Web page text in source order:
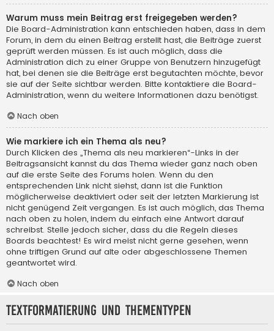
Warum muss mein Beitrag erst freigegeben werden?
Die Board-Administration kann entschieden haben, dass in dem
Forum, in dem du einen Beitrag erstellt hast, die Beiträge zuerst
geprüft werden müssen. Es ist auch möglich, dass die
Administration dich zu einer Gruppe von Benutzern hinzugefügt
hat, bei denen sie die Beiträge erst begutachten möchte, bevor
sie auf der Seite sichtbar werden. Bitte kontaktiere die Board-
Administration, wenn du weitere Informationen dazu benötigst.
Nach oben
Wie markiere ich ein Thema als neu?
Durch Klicken des „Thema als neu markieren“-Links in der
Beitragsansicht kannst du das Thema wieder ganz nach oben
auf die erste Seite des Forums holen. Wenn du den
entsprechenden Link nicht siehst, dann ist die Funktion
möglicherweise deaktiviert oder seit der letzten Markierung ist
nicht genügend Zeit vergangen. Es ist auch möglich, das Thema
nach oben zu holen, indem du einfach eine Antwort darauf
schreibst. Stelle jedoch sicher, dass du die Regeln dieses
Boards beachtest! Es wird meist nicht gerne gesehen, wenn
ohne triftigen Grund auf alte oder abgeschlossene Themen
geantwortet wird.
Nach oben
Textformatierung und Thementypen